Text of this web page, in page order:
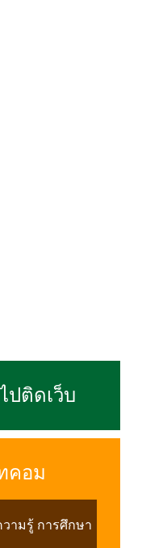
ปติดเว็บ
คอม
วามรู้ การศึกษา